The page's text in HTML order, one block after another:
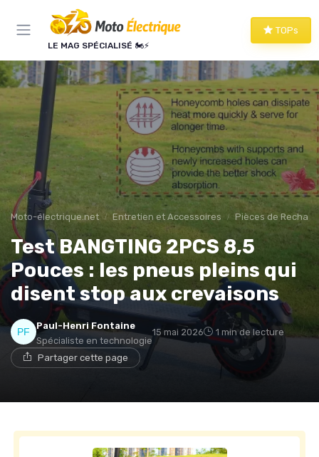
LE MAG SPÉCIALISÉ 🏍️⚡
TOPs
Moto-électrique.net Entretien et Accessoires Pièces de
Test BANGTING 2PCS 8,5
Pouces : les pneus pleins qui
disent stop aux crevaisons
Paul-Henri Fontaine
Spécialiste en technologie
15 mai 2026 1 min de lecture
Partager cette page
Panneau de gestion des cookies